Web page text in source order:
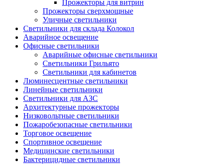
Прожекторы для витрин
Прожекторы сверхмощные
Уличные светильники
Светильники для склада Колокол
Аварийное освещение
Офисные светильники
Аварийные офисные светильники
Светильники Грильято
Светильники для кабинетов
Люминесцентные светильники
Линейные светильники
Светильники для АЗС
Архитектурные прожекторы
Низковольтные светильники
Пожаробезопасные светильники
Торговое освещение
Спортивное освещение
Медицинские светильники
Бактерицидные светильники